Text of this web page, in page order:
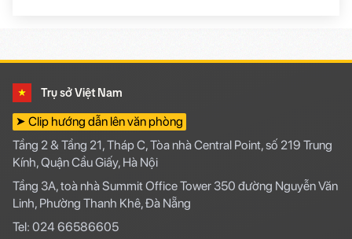
Trụ sở Việt Nam
➤ Clip hướng dẫn lên văn phòng
Tầng 2 & Tầng 21, Tháp C, Tòa nhà Central Point, số 219 Trung
Kính, Quận Cầu Giấy, Hà Nội
Tầng 3A, toà nhà Summit Office Tower 350 đường Nguyễn Văn
Linh, Phường Thanh Khê, Đà Nẵng
Tel: 024 66586605